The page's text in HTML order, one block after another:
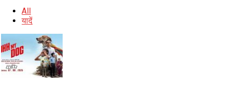
All
यादें